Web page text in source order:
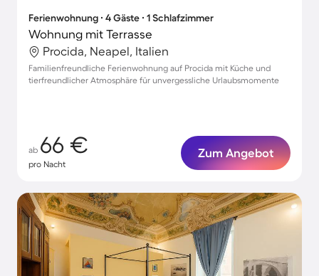
Ferienwohnung ∙ 4 Gäste ∙ 1 Schlafzimmer
Wohnung mit Terrasse
Procida, Neapel, Italien
Familienfreundliche Ferienwohnung auf Procida mit Küche und
tierfreundlicher Atmosphäre für unvergessliche Urlaubsmomente
ab 66 €
pro Nacht
Zum Angebot